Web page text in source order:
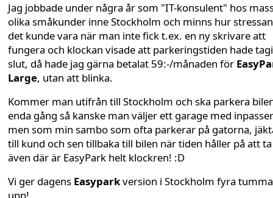
Jag jobbade under några år som "IT-konsulent" hos
olika småkunder inne Stockholm och minns hur
det kunde vara när man inte fick t.ex. en ny skrivare att
fungera och klockan visade att parkeringstiden hade
slut, då hade jag gärna betalat 59:-/månaden för
Large, utan att blinka.
Kommer man utifrån till Stockholm och ska parkera
enda gång så kanske man väljer ett garage med
men som min sambo som ofta parkerar på gatorna,
till kund och sen tillbaka till bilen när tiden håller på att
även där är EasyPark helt klockren! :D
Vi ger dagens Easyparkversion i Stockholm fyra